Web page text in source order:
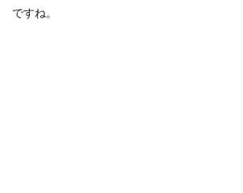
ですね。